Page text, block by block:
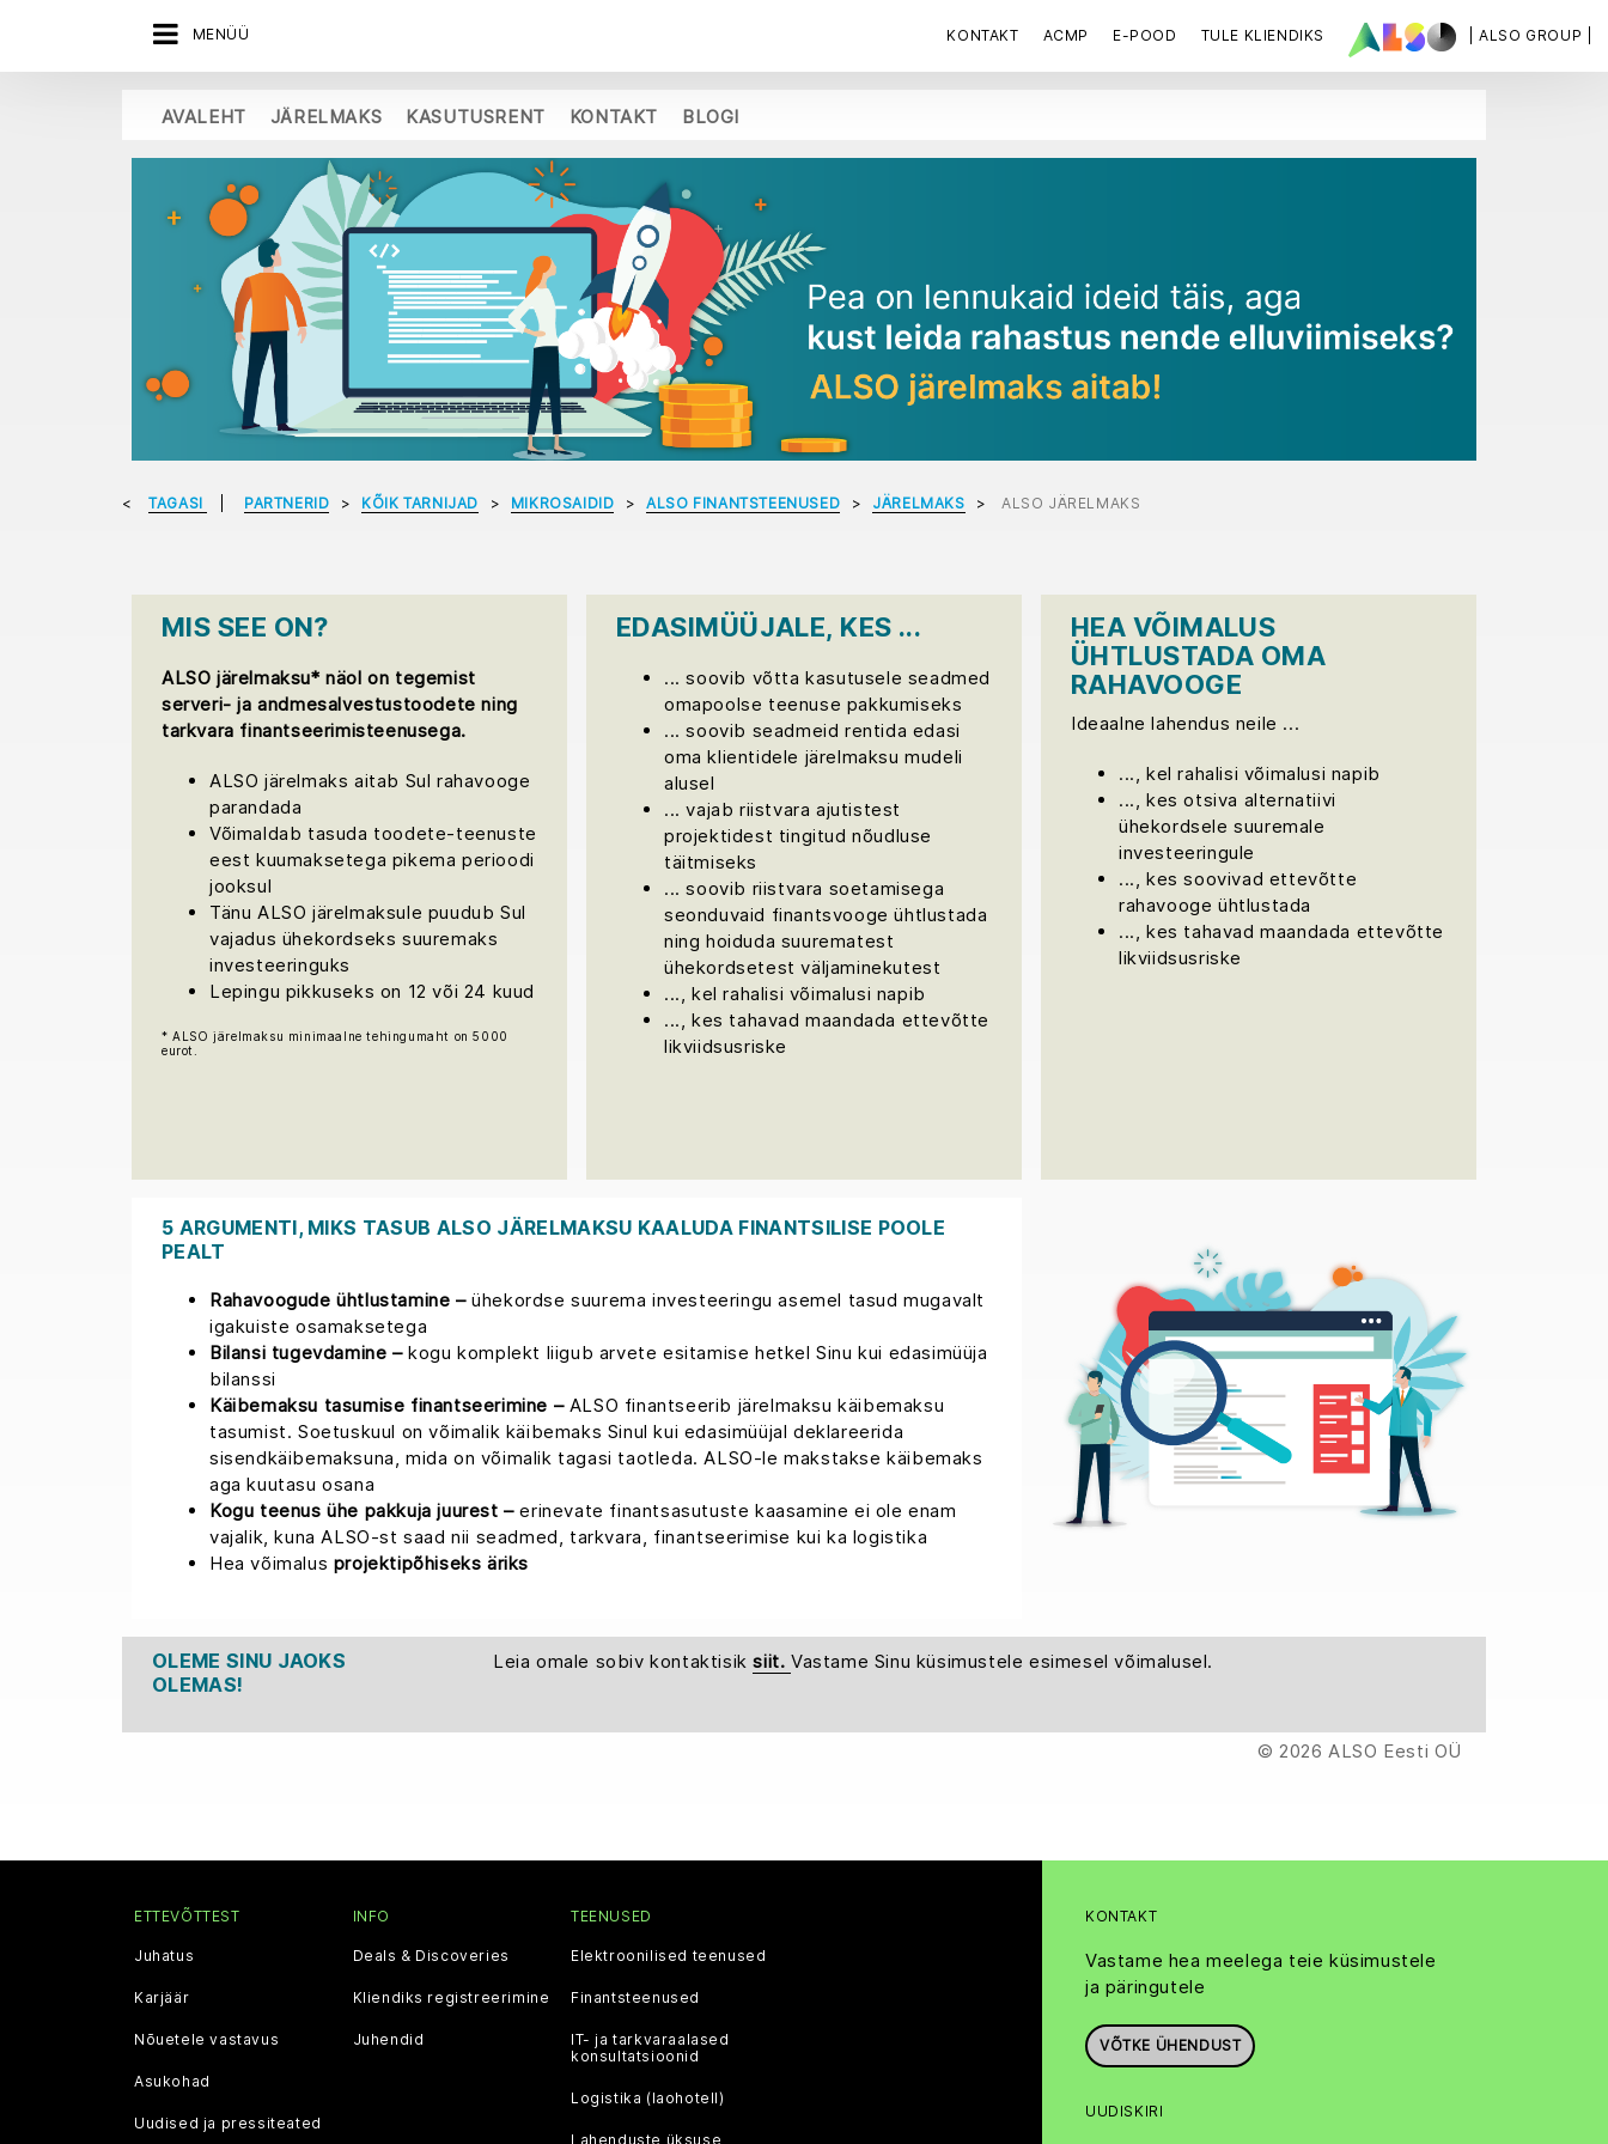
MENÜÜ | ALSO GROUP |
KONTAKT ACMP E-POOD TULE KLIENDIKS
AVALEHT JÄRELMAKS KASUTUSRENT KONTAKT BLOGI
TAGASI PARTNERID KÕIK TARNIJAD MIKROSAIDID ALSO FINANTSTEENUSED JÄRELMAKS ALSO JÄRELMAKS
MIS SEE ON?
ALSO järelmaksu* näol on tegemist
serveri- ja andmesalvestustoodete ning
tarkvara finantseerimisteenusega.
ALSO järelmaks aitab Sul rahavooge
parandada
Võimaldab tasuda toodete-teenuste
eest kuumaksetega pikema perioodi
jooksul
Tänu ALSO järelmaksule puudub Sul
vajadus ühekordseks suuremaks
investeeringuks
Lepingu pikkuseks on 12 või 24 kuud
* ALSO järelmaksu minimaalne tehingumaht on 5000
eurot.
EDASIMÜÜJALE, KES ...
... soovib võtta kasutusele seadmed
omapoolse teenuse pakkumiseks
... soovib seadmeid rentida edasi
oma klientidele järelmaksu mudeli
alusel
... vajab riistvara ajutistest
projektidest tingitud nõudluse
täitmiseks
... soovib riistvara soetamisega
seonduvaid finantsvooge ühtlustada
ning hoiduda suurematest
ühekordsetest väljaminekutest
..., kel rahalisi võimalusi napib
..., kes tahavad maandada ettevõtte
likviidsusriske
HEA VÕIMALUS
ÜHTLUSTADA OMA
RAHAVOOGE
Ideaalne lahendus neile ...
..., kel rahalisi võimalusi napib
..., kes otsiva alternatiivi
ühekordsele suuremale
investeeringule
..., kes soovivad ettevõtte
rahavooge ühtlustada
..., kes tahavad maandada ettevõtte
likviidsusriske
5 ARGUMENTI, MIKS TASUB ALSO JÄRELMAKSU KAALUDA FINANTSILISE POOLE
PEALT
Rahavoogude ühtlustamine –ühekordse suurema investeeringu asemel tasud mugavalt
igakuiste osamaksetega
Bilansi tugevdamine –kogu komplekt liigub arvete esitamise hetkel Sinu kui edasimüüja
bilanssi
Käibemaksu tasumise finantseerimine –ALSO finantseerib järelmaksu käibemaksu
tasumist. Soetuskuul on võimalik käibemaks Sinul kui edasimüüjal deklareerida
sisendkäibemaksuna, mida on võimalik tagasi taotleda. ALSO-le makstakse käibemaks
aga kuutasu osana
Kogu teenus ühe pakkuja juurest –erinevate finantsasutuste kaasamine ei ole enam
vajalik, kuna ALSO-st saad nii seadmed, tarkvara, finantseerimise kui ka logistika
Hea võimalus projektipõhiseks äriks
OLEME SINU JAOKS
OLEMAS!
Leia omale sobiv kontaktisiksiit.Vastame Sinu küsimustele esimesel võimalusel.
© 2026 ALSO Eesti OÜ
KONTAKT
Vastame hea meelega teie küsimustele
ja päringutele
VÕTKE ÜHENDUST
UUDISKIRI
ETTEVÕTTEST
Juhatus
Karjäär
Nõuetele vastavus
Asukohad
Uudised ja pressiteated
INFO
Deals & Discoveries
Kliendiks registreerimine
Juhendid
TEENUSED
Elektroonilised teenused
Finantsteenused
IT- ja tarkvaraalased
konsultatsioonid
Logistika (laohotell)
Lahenduste üksuse